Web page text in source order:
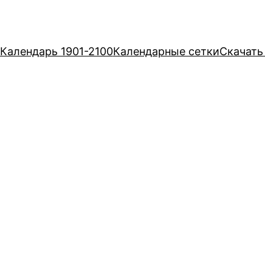
Календарь 1901-2100Календарные сетки